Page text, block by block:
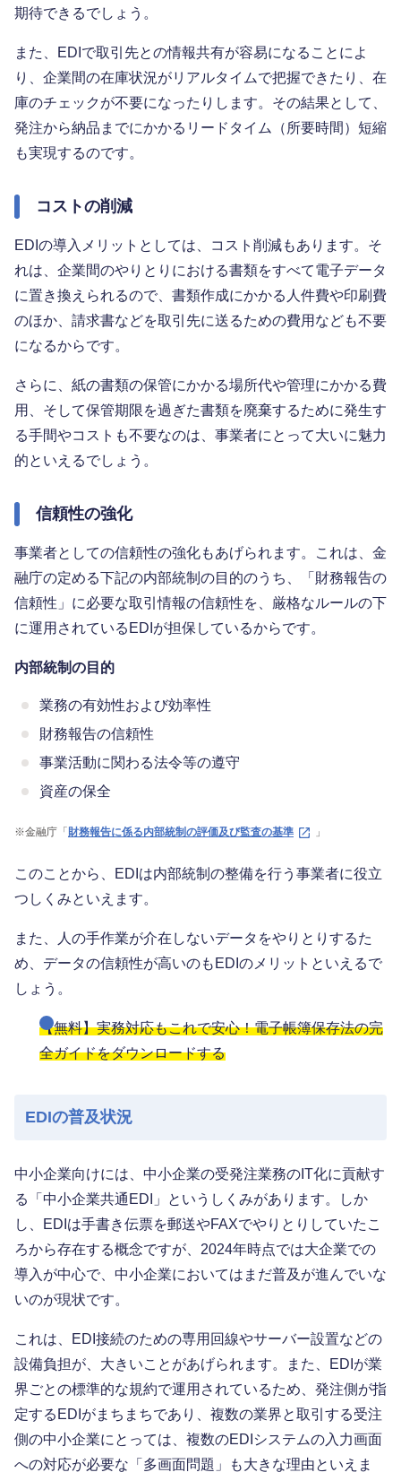
期待できるでしょう。
また、EDIで取引先との情報共有が容易になることによ
り、企業間の在庫状況がリアルタイムで把握できたり、在
庫のチェックが不要になったりします。その結果として、
発注から納品までにかかるリードタイム（所要時間）短縮
も実現するのです。
コストの削減
EDIの導入メリットとしては、コスト削減もあります。そ
れは、企業間のやりとりにおける書類をすべて電子データ
に置き換えられるので、書類作成にかかる人件費や印刷費
のほか、請求書などを取引先に送るための費用なども不要
になるからです。
さらに、紙の書類の保管にかかる場所代や管理にかかる費
用、そして保管期限を過ぎた書類を廃棄するために発生す
る手間やコストも不要なのは、事業者にとって大いに魅力
的といえるでしょう。
信頼性の強化
事業者としての信頼性の強化もあげられます。これは、金
融庁の定める下記の内部統制の目的のうち、「財務報告の
信頼性」に必要な取引情報の信頼性を、厳格なルールの下
に運用されているEDIが担保しているからです。
内部統制の目的
業務の有効性および効率性
財務報告の信頼性
事業活動に関わる法令等の遵守
資産の保全
※金融庁「 財務報告に係る内部統制の評価及び監査の基準 」
このことから、EDIは内部統制の整備を行う事業者に役立
つしくみといえます。
また、人の手作業が介在しないデータをやりとりするた
め、データの信頼性が高いのもEDIのメリットといえるで
しょう。
【無料】実務対応もこれで安心！電子帳簿保存法の完
全ガイドをダウンロードする
EDIの普及状況
中小企業向けには、中小企業の受発注業務のIT化に貢献す
る「中小企業共通EDI」というしくみがあります。しか
し、EDIは手書き伝票を郵送やFAXでやりとりしていたこ
ろから存在する概念ですが、2024年時点では大企業での
導入が中心で、中小企業においてはまだ普及が進んでいな
いのが現状です。
これは、EDI接続のための専用回線やサーバー設置などの
設備負担が、大きいことがあげられます。また、EDIが業
界ごとの標準的な規約で運用されているため、発注側が指
定するEDIがまちまちであり、複数の業界と取引する受注
側の中小企業にとっては、複数のEDIシステムの入力画面
への対応が必要な「多画面問題」も大きな理由といえま